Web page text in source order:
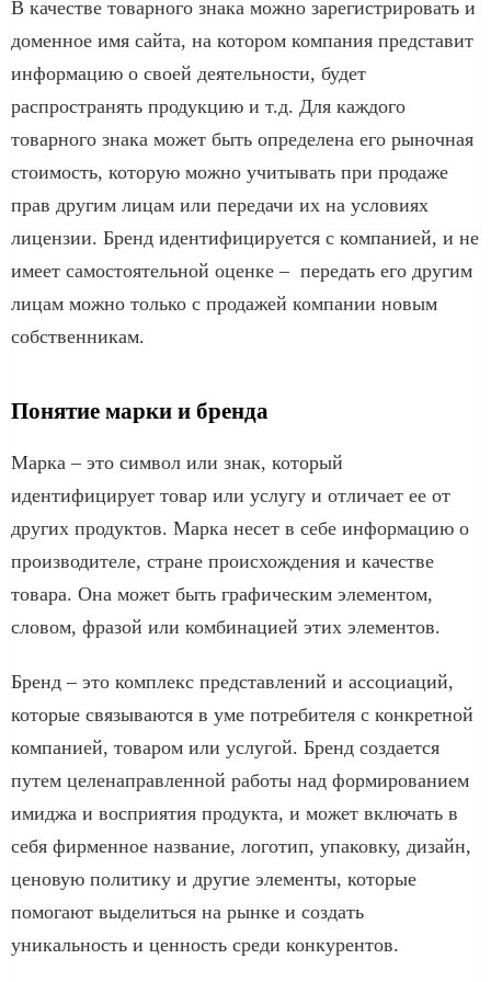
В качестве товарного знака можно зарегистрировать и
доменное имя сайта, на котором компания представит
информацию о своей деятельности, будет
распространять продукцию и т.д. Для каждого
товарного знака может быть определена его рыночная
стоимость, которую можно учитывать при продаже
прав другим лицам или передачи их на условиях
лицензии. Бренд идентифицируется с компанией, и не
имеет самостоятельной оценке – передать его другим
лицам можно только с продажей компании новым
собственникам.
Понятие марки и бренда
Марка – это символ или знак, который
идентифицирует товар или услугу и отличает ее от
других продуктов. Марка несет в себе информацию о
производителе, стране происхождения и качестве
товара. Она может быть графическим элементом,
словом, фразой или комбинацией этих элементов.
Бренд – это комплекс представлений и ассоциаций,
которые связываются в уме потребителя с конкретной
компанией, товаром или услугой. Бренд создается
путем целенаправленной работы над формированием
имиджа и восприятия продукта, и может включать в
себя фирменное название, логотип, упаковку, дизайн,
ценовую политику и другие элементы, которые
помогают выделиться на рынке и создать
уникальность и ценность среди конкурентов.